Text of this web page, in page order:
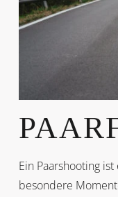
Ein Paarshooting
besondere